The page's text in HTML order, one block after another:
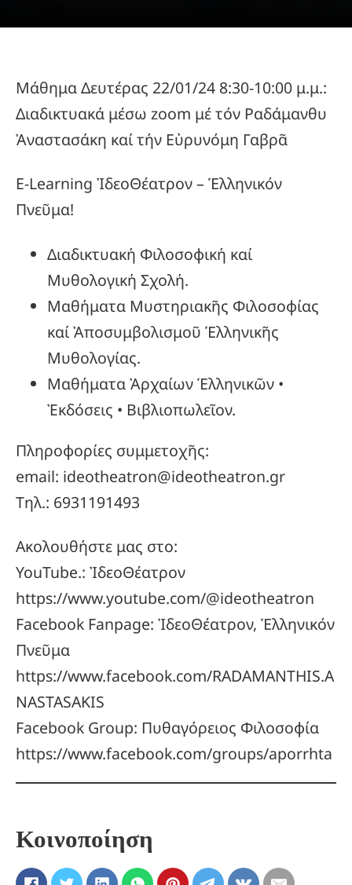
Μάθημα Δευτέρας 22/01/24 8:30-10:00 μ.μ.:
Διαδικτυακά μέσω zoom μέ τόν Ραδάμανθυ
Ἀναστασάκη καί τήν Εὐρυνόμη Γαβρᾶ
E-Learning ἸδεοΘέατρον – Ἑλληνικόν
Πνεῦμα!
Διαδικτυακή Φιλοσοφική καί
Μυθολογική Σχολή.
Μαθήματα Μυστηριακῆς Φιλοσοφίας
καί Ἀποσυμβολισμοῦ Ἑλληνικῆς
Μυθολογίας.
Μαθήματα Ἀρχαίων Ἑλληνικῶν •
Ἐκδόσεις • Βιβλιοπωλεῖον.
Πληροφορίες συμμετοχῆς:
email: ideotheatron@ideotheatron.gr
Τηλ.: 6931191493
Ακολουθήστε μας στο:
YouTube.: ἸδεοΘέατρον
https://www.youtube.com/@ideotheatron
Facebook Fanpage: ἸδεοΘέατρον, Ἑλληνικόν
Πνεῦμα
https://www.facebook.com/RADAMANTHIS.A
NASTASAKIS
Facebook Group: Πυθαγόρειος Φιλοσοφία
https://www.facebook.com/groups/aporrhta
Κοινοποίηση